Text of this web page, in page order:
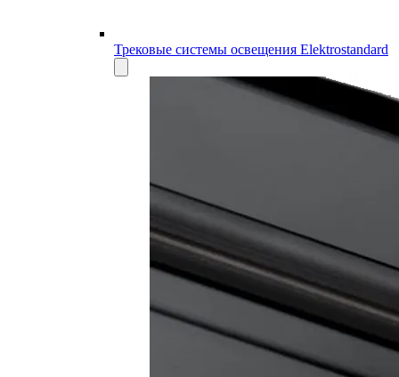
Трековые системы освещения Elektrostandard